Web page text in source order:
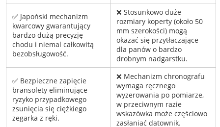
✅ Japoński mechanizm
kwarcowy gwarantujący
bardzo dużą precyzję
chodu i niemal całkowitą
bezobsługowość.
❌ Stosunkowo duże
rozmiary koperty (około 50
mm szerokości) mogą
okazać się przytłaczające
dla panów o bardzo
drobnym nadgarstku.
✅ Bezpieczne zapięcie
bransolety eliminujące
ryzyko przypadkowego
zsunięcia się ciężkiego
zegarka z ręki.
❌ Mechanizm chronografu
wymaga ręcznego
wyzerowania po pomiarze,
w przeciwnym razie
wskazówka może częściowo
zasłaniać datownik.